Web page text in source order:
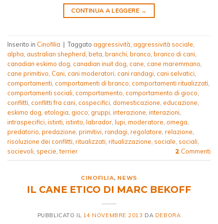
CONTINUA A LEGGERE →
Inserito in Cinofilia | Taggato aggressività aggressività sociale
alpha australian shepherd beta branchi branco branco di cani
canadian eskimo dog canadian inuit dog cane cane maremmano
cane primitivo Cani cani moderatori cani randagi cani selvatici
comportamenti comportamenti di branco comportamenti ritualizzati
comportamenti sociali comportamento comportamento di gioco
conflitti conflitti fra cani cospecifici domesticazione educazione
eskimo dog etologia gioco gruppi interazione interazioni
intraspecifici istinti istinto labrador lupi moderatore omega
predatorio predazione primitivi randagi regolatore relazione
risoluzione dei conflitti ritualizzati ritualizzazione sociale sociali
socievoli specie ,terrier 2 Commenti
CINOFILIA, NEWS
IL CANE ETICO DI MARC BEKOFF
PUBBLICATO IL 14 NOVEMBRE 2013 DA DEBORA